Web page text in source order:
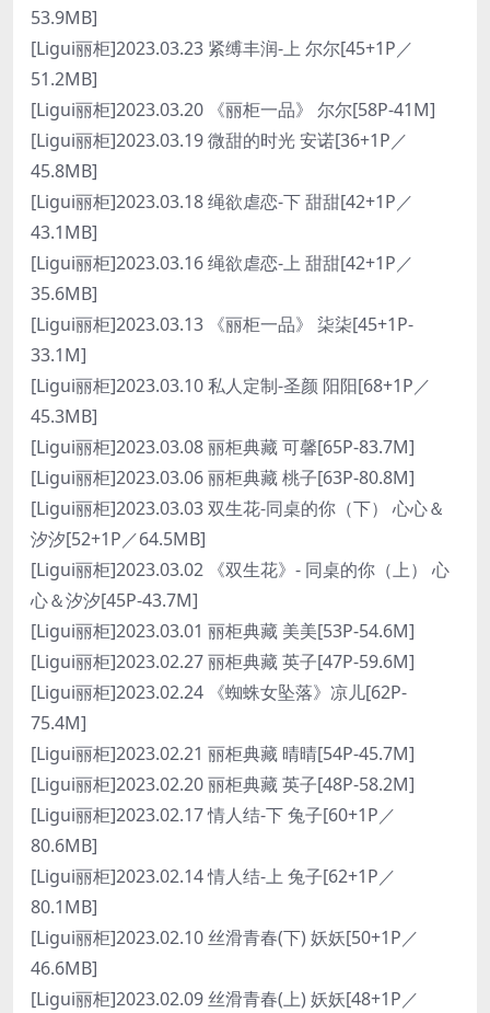
53.9MB]
[Ligui丽柜]2023.03.23 紧缚丰润-上 尔尔[45+1P／
51.2MB]
[Ligui丽柜]2023.03.20 《丽柜一品》 尔尔[58P-41M]
[Ligui丽柜]2023.03.19 微甜的时光 安诺[36+1P／
45.8MB]
[Ligui丽柜]2023.03.18 绳欲虐恋-下 甜甜[42+1P／
43.1MB]
[Ligui丽柜]2023.03.16 绳欲虐恋-上 甜甜[42+1P／
35.6MB]
[Ligui丽柜]2023.03.13 《丽柜一品》 柒柒[45+1P-
33.1M]
[Ligui丽柜]2023.03.10 私人定制-圣颜 阳阳[68+1P／
45.3MB]
[Ligui丽柜]2023.03.08 丽柜典藏 可馨[65P-83.7M]
[Ligui丽柜]2023.03.06 丽柜典藏 桃子[63P-80.8M]
[Ligui丽柜]2023.03.03 双生花-同桌的你（下） 心心＆
汐汐[52+1P／64.5MB]
[Ligui丽柜]2023.03.02 《双生花》- 同桌的你（上） 心
心＆汐汐[45P-43.7M]
[Ligui丽柜]2023.03.01 丽柜典藏 美美[53P-54.6M]
[Ligui丽柜]2023.02.27 丽柜典藏 英子[47P-59.6M]
[Ligui丽柜]2023.02.24 《蜘蛛女坠落》凉儿[62P-
75.4M]
[Ligui丽柜]2023.02.21 丽柜典藏 晴晴[54P-45.7M]
[Ligui丽柜]2023.02.20 丽柜典藏 英子[48P-58.2M]
[Ligui丽柜]2023.02.17 情人结-下 兔子[60+1P／
80.6MB]
[Ligui丽柜]2023.02.14 情人结-上 兔子[62+1P／
80.1MB]
[Ligui丽柜]2023.02.10 丝滑青春(下) 妖妖[50+1P／
46.6MB]
[Ligui丽柜]2023.02.09 丝滑青春(上) 妖妖[48+1P／